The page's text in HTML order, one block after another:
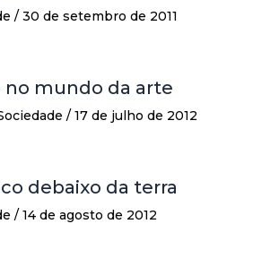
/ 30 de setembro de 2011
no mundo da arte
/ 17 de julho de 2012
debaixo da terra
/ 14 de agosto de 2012